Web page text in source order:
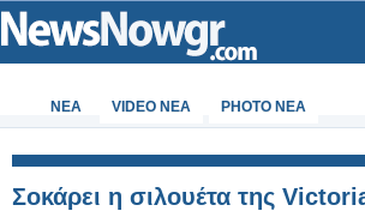
ΝΕΑ VIDEO NEA PHOTO NEA
Σοκάρει η σιλουέτα της